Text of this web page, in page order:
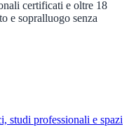
certificati e oltre 18
e sopralluogo senza
studi professionali e spazi